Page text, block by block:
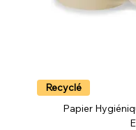
Recyclé
Papier